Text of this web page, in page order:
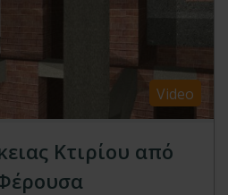
Video
Κτιρίου από